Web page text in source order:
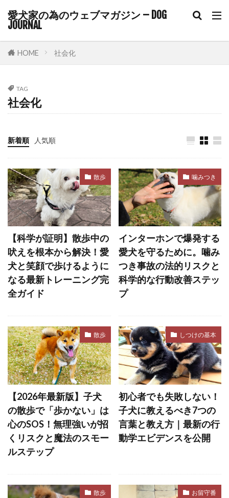
愛犬家の為のウェブマガジン – DOG
JOURNALライフステージ
ライム病
ラダー・オブ・アグレッション
リップラッキング
リーダーウォーク
リードショック
リードトレーニング
リード・ディップ
リード反応性
ルテイン
ルースリード
ルーティン
ルール
レジャー
レトリープ
レプトスピラ
レム睡眠
レントゲン
レントゲン検査
ワクチン
ワクチンプログラム
ワクチン接種
ワンツー・ルーティン
一時預かり
一貫性
上下関係
下痢 不在時間
不安
不安・恐怖
不調
不足 与え方
中毒
中毒症状
丸飲み 主従関係
主食
乳がん
乳腺炎 乳腺腫瘍
乾燥
乾燥肌
予防 予防医療
予防接種
予防法
予防注射 予防策
予防薬
事故
二次感染
交換トレーニング
人獣共通感染症
人畜共通感染症
介護
代替行動
代替避難方法
代謝異常
以心伝心
低脂肪フード
住環境 体力
体型
HOME 社会化
TAG
社会化
新着順 人気順
散歩
【科学が証明】散歩中の
吠えを根本から解決！愛
犬と笑顔で歩けるように
なる最新トレーニング完
全ガイド
噛みつき
インターホンで爆発する
愛犬を守るために。噛み
つき事故の法的リスクと
科学的な行動改善ステッ
プ
散歩
【2026年最新版】子犬
の散歩で「歩かない」は
心のSOS！無理強いが招
くリスクと魔法のスモー
ルステップ
しつけの基本
初心者でも失敗しない！
子犬に教えるべき7つの
言葉と教え方｜最新の行
動学エビデンスを公開
散歩 お留守番